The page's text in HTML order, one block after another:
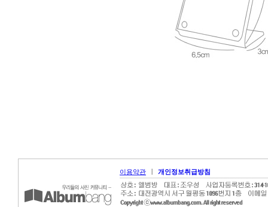
이용약관 | 개인정보취급방침